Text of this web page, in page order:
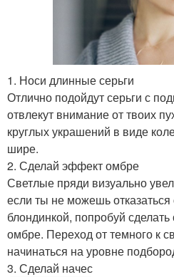
1. Носи длинные серьги
Отлично подойдут серьги с
отвлекут внимание от твоих
круглых украшений в виде
шире.
2. Сделай эффект омбре
Светлые пряди визуально
если ты не можешь отказаться
блондинкой, попробуй
омбре. Переход от темного к
начинаться на уровне
3. Сделай начес